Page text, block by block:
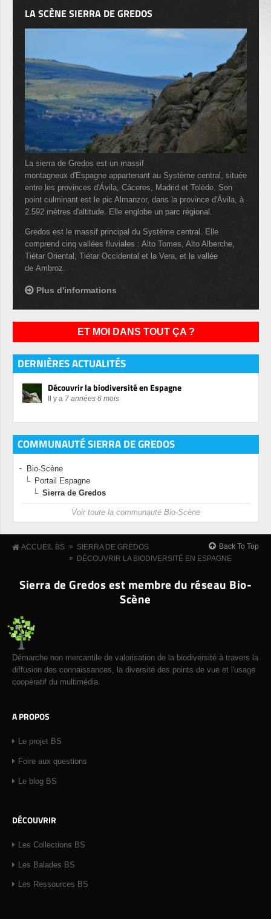
LA SCÈNE SIERRA DE GREDOS
La sierra de Gredos est un massif
montagneux d'Espagne appartenant au Système central, située
entre les provinces d'Ávila, Cáceres, Madrid et Tolède. Son
point culminant est le pic Almanzor, dans la province d'Ávila, à
2.592 mètres d'altitude. Elle englobe un parc régional.
Gredos est le massif principal du Système central. Elle
comprend cinq vallées fluviales : Alto Tomes, Alto Alberche,
Tiétar Oriental, Tiétar Occidental et la Vera, et la vallée
de Ambroz.
Plus d'informations
ET MOI DANS TOUT ÇA ?
DERNIÈRES ACTUALITÉS
Découvrir la biodiversité en Espagne
Il y a 7 années 6 mois
COMMUNAUTÉ SIERRA DE GREDOS
Bio-Scène
Portail Espagne
Sierra de Gredos
Voir toute la communauté Bio-Scène
ACCUEIL BS » SIERRA DE GREDOS
» DÉCOUVRIR LA BIODIVERSITÉ EN ESPAGNE
Back To Top
Sierra de Gredos est membre du réseau Bio-
Scène
Démarche non mercantile de valorisation de la biodiversité à travers la
diffusion des connaissances, la diversité des points de vue et l'usage
coopératif du multimédia.
A PROPOS
Le projet BS
Foire aux questions
Le blog BS
DÉCOUVRIR
Les Collections BS
Les Balades BS
Les Ressources BS